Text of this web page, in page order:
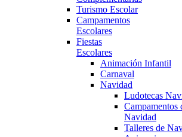
Turismo Escolar
Campamentos
Escolares
Fiestas
Escolares
Animación Infantil
Carnaval
Navidad
Ludotecas
Campamentos
Navidad
Talleres de